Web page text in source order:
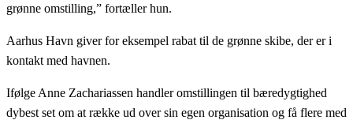
grønne omstilling,” fortæller hun.
Aarhus Havn giver for eksempel rabat til de grønne skibe, der er i
kontakt med havnen.
Ifølge Anne Zachariassen handler omstillingen til bæredygtighed
dybest set om at række ud over sin egen organisation og få flere med